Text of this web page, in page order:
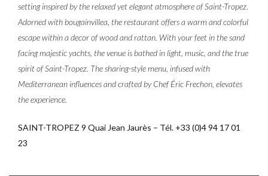
setting inspired by the relaxed yet elegant atmosphere of Saint-Tropez.
Adorned with bougainvillea, the restaurant offers a warm and colorful
escape within a decor of wood and rattan. With your feet in the sand
facing majestic yachts, the venue is bathed in light, music, and the true
spirit of Saint-Tropez. The sharing-style menu, infused with
Mediterranean influences and crafted by Chef Éric Frechon, elevates
the experience.
SAINT-TROPEZ 9 Quai Jean Jaurès – Tél. +33 (0)4 94 17 01
23